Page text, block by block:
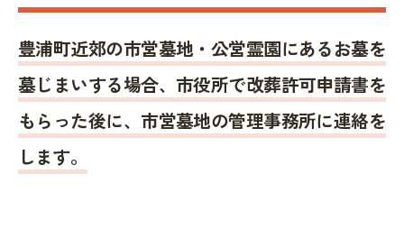
豊浦町近郊の市営墓地・公営霊園にあるお墓を
墓じまいする場合、市役所で改葬許可申請書を
もらった後に、市営墓地の管理事務所に連絡を
します。